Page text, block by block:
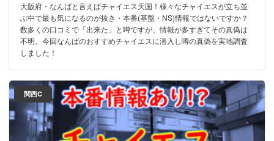
大阪府・なんばと言えばチャイエス天国！様々なチャイエスが立ち並
ぶ中で最も気になるのが抜き・本番(基盤・NS)情報ではないですか？
数多くの口コミで「出来た」と噂ですが、情報が多すぎてその真偽は
不明。今回なんばのおすすめチャイエスに潜入し噂の真偽を実地調査
しました！
関西C